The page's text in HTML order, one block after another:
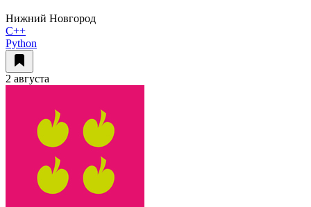
Нижний Новгород
C++
Python
2 августа